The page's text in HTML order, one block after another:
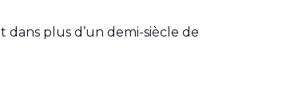
plus d’un demi-siècle de